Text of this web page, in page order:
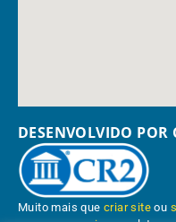
DESENVOLVIDO POR
Muito mais quecriar site ou